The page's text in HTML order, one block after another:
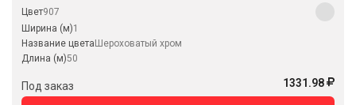
Цвет907
Ширина (м)1
Название цвета Шероховатый хром
Длина (м)50
Под заказ 1331.98